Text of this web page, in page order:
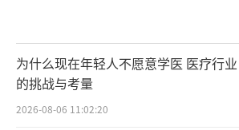
为什么现在年轻人不愿意学医 医疗行业
的挑战与考量
2026-08-06 11:02:20